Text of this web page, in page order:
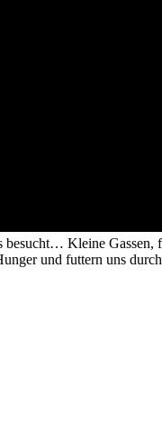
Kleine
und futtern uns